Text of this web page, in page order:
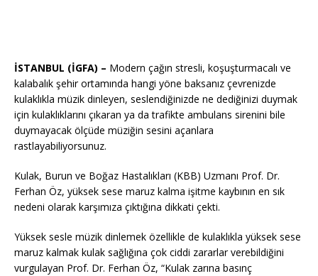
İSTANBUL (İGFA) – Modern çağın stresli, koşuşturmacalı ve
kalabalık şehir ortamında hangi yöne baksanız çevrenizde
kulaklıkla müzik dinleyen, seslendiğinizde ne dediğinizi duymak
için kulaklıklarını çıkaran ya da trafikte ambulans sirenini bile
duymayacak ölçüde müziğin sesini açanlara
rastlayabiliyorsunuz.
Kulak, Burun ve Boğaz Hastalıkları (KBB) Uzmanı Prof. Dr.
Ferhan Öz, yüksek sese maruz kalma işitme kaybının en sık
nedeni olarak karşımıza çıktığına dikkati çekti.
Yüksek sesle müzik dinlemek özellikle de kulaklıkla yüksek sese
maruz kalmak kulak sağlığına çok ciddi zararlar verebildiğini
vurgulayan Prof. Dr. Ferhan Öz, “Kulak zarına basınç